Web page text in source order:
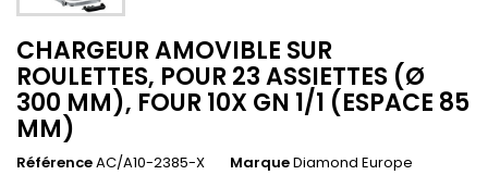
CHARGEUR AMOVIBLE SUR
ROULETTES, POUR 23 ASSIETTES (Ø
300 MM), FOUR 10X GN 1/1 (ESPACE 85
MM)
RéférenceAC/A10-2385-X MarqueDiamond Europe